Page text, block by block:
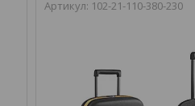
102-21-110-380-230